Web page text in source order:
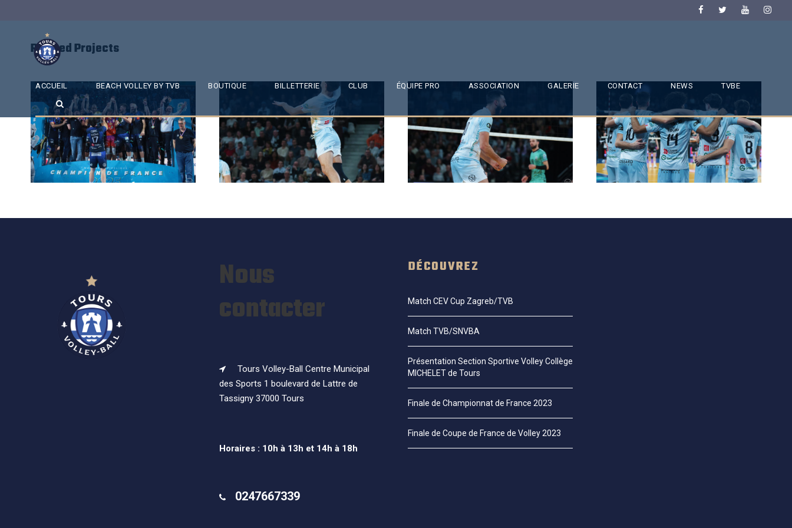
ACCUEIL BEACH VOLLEY BY TVB BOUTIQUE BILLETTERIE CLUB ÉQUIPE PRO ASSOCIATION GALERIE CONTACT NEWS TVBE
Related Projects
SAISON 24/25-12 SAISON 24/25-11 SAISON 24/25-10 SAISON 24/25-9
Nous
contacter
Tours Volley-Ball Centre Municipal
des Sports 1 boulevard de Lattre de
Tassigny 37000 Tours
Horaires : 10h à 13h et 14h à 18h
0247667339
DÉCOUVREZ
Match CEV Cup Zagreb/TVB
Match TVB/SNVBA
Présentation Section Sportive Volley Collège
MICHELET de Tours
Finale de Championnat de France 2023
Finale de Coupe de France de Volley 2023